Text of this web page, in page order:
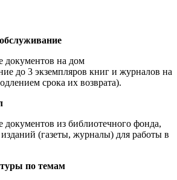
документов на дом
до 3 экземпляров книг и журналов на
срока их возврата).
документов из библиотечного фонда,
(газеты, журналы) для работы в
по темам